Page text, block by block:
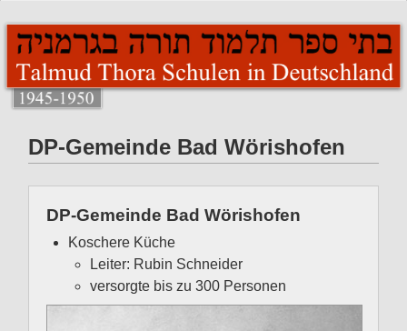
DP-Gemeinde Bad Wörishofen
DP-Gemeinde Bad Wörishofen
Koschere Küche
Leiter: Rubin Schneider
versorgte bis zu 300 Personen